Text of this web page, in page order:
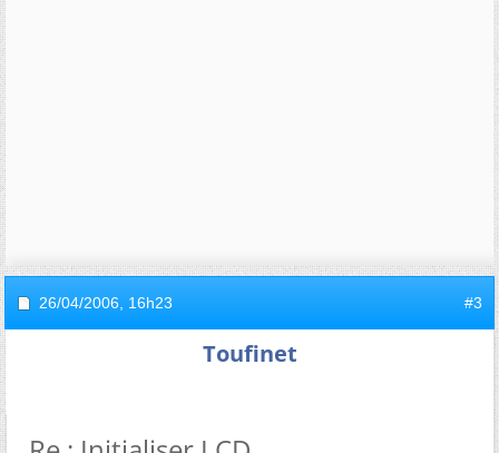
26/04/2006, 16h23 #3
Toufinet